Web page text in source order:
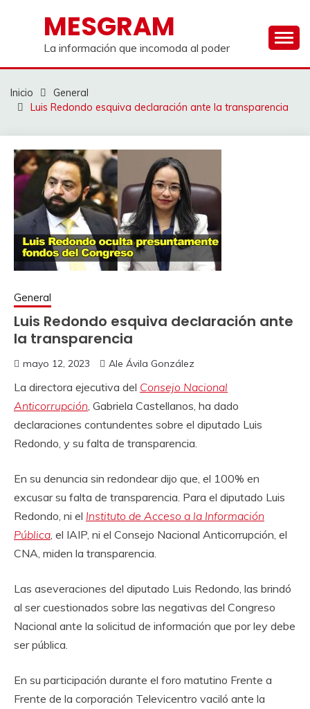
contenidoMESGRAM
La información que incomoda al poder
Inicio
General
Luis Redondo esquiva declaración ante la transparencia
General
Luis Redondo esquiva declaración ante
la transparencia
mayo 12, 2023 Ale Ávila González
La directora ejecutiva del Consejo Nacional
Anticorrupción, Gabriela Castellanos, ha dado
declaraciones contundentes sobre el diputado Luis
Redondo, y su falta de transparencia.
En su denuncia sin redondear dijo que, el 100% en
excusar su falta de transparencia. Para el diputado Luis
Redondo, ni el Instituto de Acceso a la Información
Pública, el IAIP, ni el Consejo Nacional Anticorrupción, el
CNA, miden la transparencia.
Las aseveraciones del diputado Luis Redondo, las brindó
al ser cuestionados sobre las negativas del Congreso
Nacional ante la solicitud de información que por ley debe
ser pública.
En su participación durante el foro matutino Frente a
Frente de la corporación Televicentro vaciló ante la